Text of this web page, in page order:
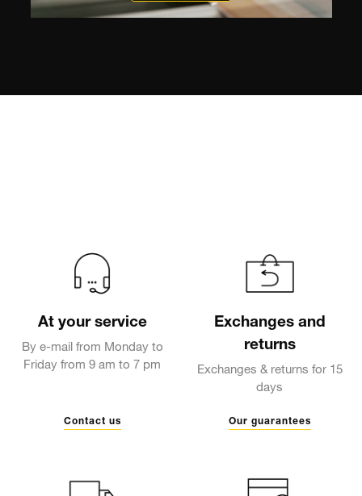
At your service
By e-mail from Monday to
Friday from 9 am to 7 pm
Contact us
Exchanges and
returns
Exchanges & returns for 15
days
Our guarantees